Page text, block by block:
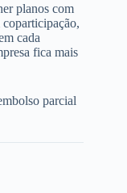
planos com
cada
fica mais
parcial